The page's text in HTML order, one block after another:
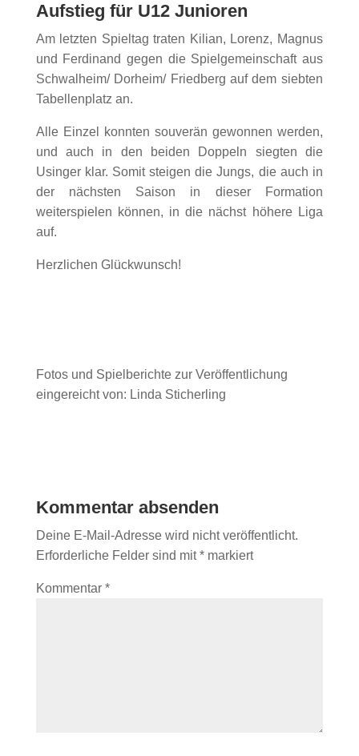
Aufstieg für U12 Junioren
Am letzten Spieltag traten Kilian, Lorenz, Magnus
und Ferdinand gegen die Spielgemeinschaft aus
Schwalheim/ Dorheim/ Friedberg auf dem siebten
Tabellenplatz an.
Alle Einzel konnten souverän gewonnen werden,
und auch in den beiden Doppeln siegten die
Usinger klar. Somit steigen die Jungs, die auch in
der nächsten Saison in dieser Formation
weiterspielen können, in die nächst höhere Liga
auf.
Herzlichen Glückwunsch!
Fotos und Spielberichte zur Veröffentlichung
eingereicht von: Linda Sticherling
Kommentar absenden
Deine E-Mail-Adresse wird nicht veröffentlicht.
Erforderliche Felder sind mit*markiert
Kommentar *